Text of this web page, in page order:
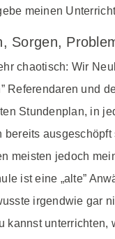
meinen
Sorgen,
chaotisch: Wir
Referendaren und
Stundenplan, in
meisten jedoch
ist eine „alte”
irgendwie gar
kannst